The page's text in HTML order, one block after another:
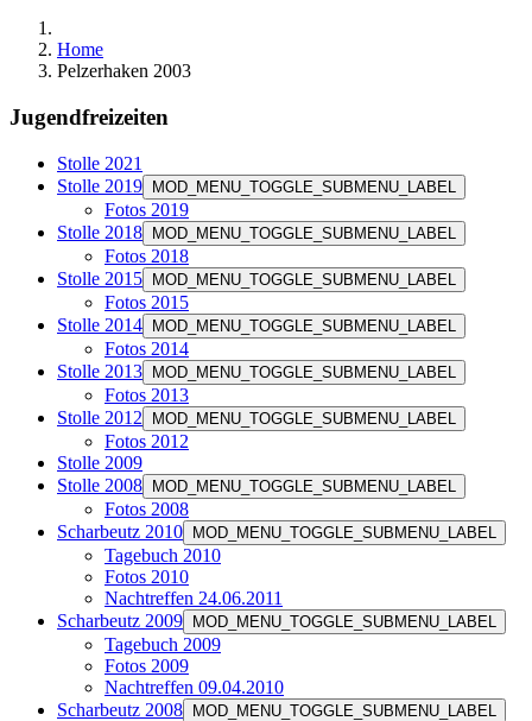
Home
Pelzerhaken 2003
Jugendfreizeiten
Stolle 2021
Stolle 2019
MOD_MENU_TOGGLE_SUBMENU_LABEL
Fotos 2019
Stolle 2018
MOD_MENU_TOGGLE_SUBMENU_LABEL
Fotos 2018
Stolle 2015
MOD_MENU_TOGGLE_SUBMENU_LABEL
Fotos 2015
Stolle 2014
MOD_MENU_TOGGLE_SUBMENU_LABEL
Fotos 2014
Stolle 2013
MOD_MENU_TOGGLE_SUBMENU_LABEL
Fotos 2013
Stolle 2012
MOD_MENU_TOGGLE_SUBMENU_LABEL
Fotos 2012
Stolle 2009
Stolle 2008
MOD_MENU_TOGGLE_SUBMENU_LABEL
Fotos 2008
Scharbeutz 2010
MOD_MENU_TOGGLE_SUBMENU_LABEL
Tagebuch 2010
Fotos 2010
Nachtreffen 24.06.2011
Scharbeutz 2009
MOD_MENU_TOGGLE_SUBMENU_LABEL
Tagebuch 2009
Fotos 2009
Nachtreffen 09.04.2010
Scharbeutz 2008
MOD_MENU_TOGGLE_SUBMENU_LABEL